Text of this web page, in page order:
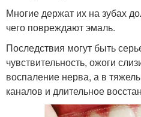
Многие держат их на зубах
чего повреждают эмаль.
Последствия могут быть
чувствительность, ожоги
воспаление нерва, а в
каналов и длительное